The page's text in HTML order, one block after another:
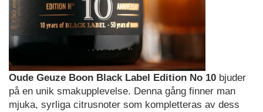
Oude Geuze Boon Black Label Edition No 10 bjuder
på en unik smakupplevelse. Denna gång finner man
mjuka, syrliga citrusnoter som kompletteras av dess